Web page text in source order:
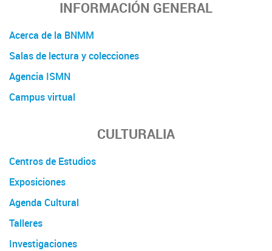
INFORMACIÓN GENERAL
Acerca de la BNMM
Salas de lectura y colecciones
Agencia ISMN
Campus virtual
CULTURALIA
Centros de Estudios
Exposiciones
Agenda Cultural
Talleres
Investigaciones